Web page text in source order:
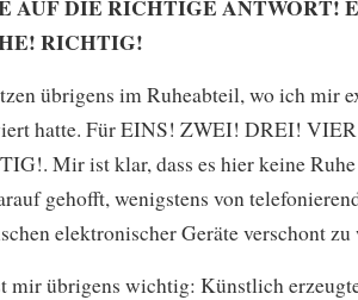
AUF DIE RICHTIGE ANTWORT!
RICHTIG!
übrigens im Ruheabteil, wo ich mir
hatte. Für EINS! ZWEI! DREI!
Mir ist klar, dass es hier keine
gehofft, wenigstens von
elektronischer Geräte verschont zu
mir übrigens wichtig: Künstlich